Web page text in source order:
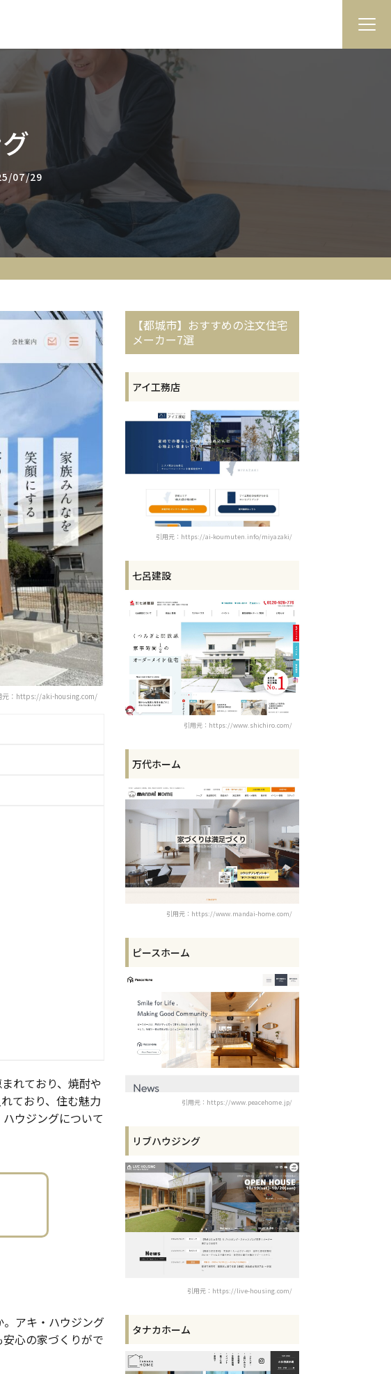
07/29
元：https://aki-housing.com/
れており、焼酎や
ており、住む魅力
ウジングについて
アキ・ハウジング
心の家づくりがで
【都城市】おすすめの注文住宅
メーカー7選
アイ工務店
引用元：https://ai-koumuten.info/miyazaki/
七呂建設
引用元：https://www.shichiro.com/
万代ホーム
引用元：https://www.mandai-home.com/
ピースホーム
引用元：https://www.peacehome.jp/
リブハウジング
引用元：https://live-housing.com/
タナカホーム